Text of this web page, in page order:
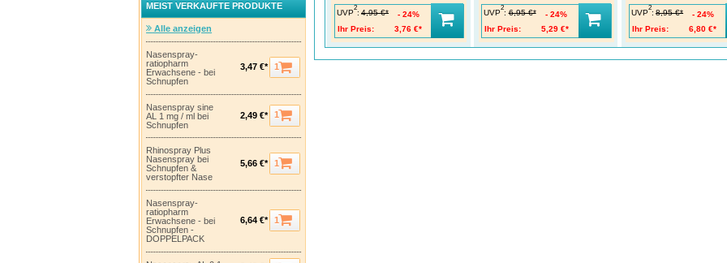
UVP
2
: 4,95 €*
Ihr Preis:
3,76 €*
24% UVP
2
: 6,95 €*
Ihr Preis:
5,29 €*
24% UVP
2
: 8,95 €*
Ihr Preis:
6,80 €*
24%
MEIST VERKAUFTE PRODUKTE
Alle anzeigen
Nasenspray-
ratiopharm
Erwachsene - bei
Schnupfen
3,47 €* 1
Nasenspray sine
AL 1 mg / ml bei
Schnupfen
2,49 €* 1
Rhinospray Plus
Nasenspray bei
Schnupfen &
verstopfter Nase
5,66 €* 1
Nasenspray-
ratiopharm
Erwachsene - bei
Schnupfen -
DOPPELPACK
6,64 €* 1